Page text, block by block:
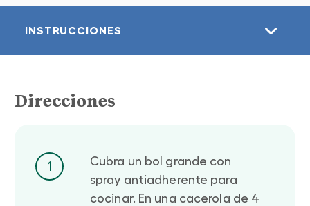
INSTRUCCIONES
Direcciones
1
Cubra un bol grande con
spray antiadherente para
cocinar. En una cacerola de 4